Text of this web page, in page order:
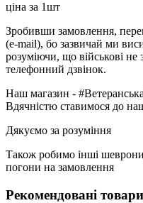
ціна за 1шт
Зробивши замовлення,
(e-mail), бо зазвичай ми
розуміючи, що військові не
телефонний дзвінок.
Наш магазин -
Вдячністю ставимося до
Дякуємо за розуміння
Також робимо інші
погони на замовлення
Рекомендовані товари